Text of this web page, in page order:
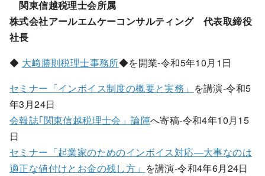
関東信越税理士会所属
株式会社アールエムケーコンサルティング 代表取締役
社長
◆ 大﨑勝則税理士事務所◆を開業-令和5年10月1日
セミナー「インボイス制度の概要と実務」 を講演-令和5
年3月24日
会報誌｢関東信越税理士会」論陣へ寄稿-令和4年10月15
日
セミナー「起業家のためのインボイス対応―大事なのは
適正な値付けとお金の残し方」 を講演-令和4年6月24日